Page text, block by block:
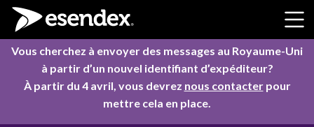
Skip to content
Vous cherchez à envoyer des messages au Royaume-Uni
à partir d’un nouvel identifiant d’expéditeur?
À partir du 4 avril, vous devrez nous contacterpour
mettre cela en place.